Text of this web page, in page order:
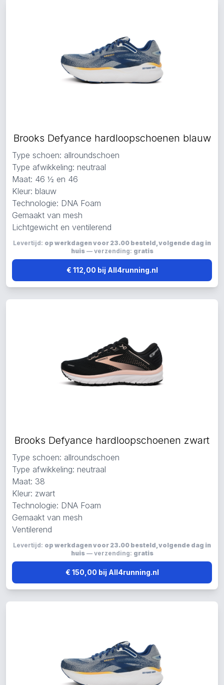
Brooks Defyance hardloopschoenen blauw
Type schoen: allroundschoen
Type afwikkeling: neutraal
Maat: 46 ½ en 46
Kleur: blauw
Technologie: DNA Foam
Gemaakt van mesh
Lichtgewicht en ventilerend
Levertijd: op werkdagen voor 23.00 besteld, volgende dag in
huis— verzending: gratis
€ 112,00 bij All4running.nl
Brooks Defyance hardloopschoenen zwart
Type schoen: allroundschoen
Type afwikkeling: neutraal
Maat: 38
Kleur: zwart
Technologie: DNA Foam
Gemaakt van mesh
Ventilerend
Levertijd: op werkdagen voor 23.00 besteld, volgende dag in
huis— verzending: gratis
€ 150,00 bij All4running.nl